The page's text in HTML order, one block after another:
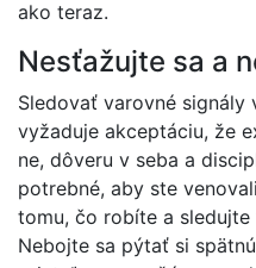
ako teraz.
Nesťažujte sa a
Sledovať varovné signály
vyžaduje akceptáciu, že
ne, dôveru v seba a
potrebné, aby ste
tomu, čo robíte a
Nebojte sa pýtať si